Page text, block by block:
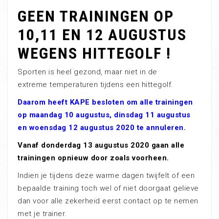
GEEN TRAININGEN OP
10,11 EN 12 AUGUSTUS
WEGENS HITTEGOLF !
Sporten is heel gezond, maar niet in de
extreme temperaturen tijdens een hittegolf.
Daarom heeft KAPE besloten om alle trainingen
op maandag 10 augustus, dinsdag 11 augustus
en woensdag 12 augustus 2020 te annuleren.
Vanaf donderdag 13 augustus 2020 gaan alle
trainingen opnieuw door zoals voorheen.
Indien je tijdens deze warme dagen twijfelt of een
bepaalde training toch wel of niet doorgaat gelieve
dan voor alle zekerheid eerst contact op te nemen
met je trainer.